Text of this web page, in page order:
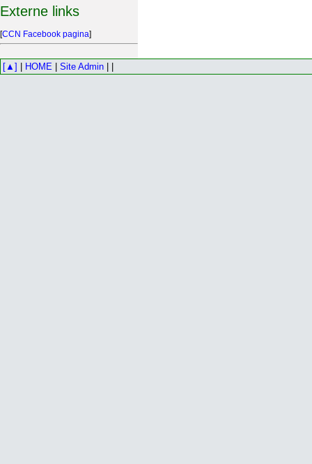
Externe links
[CCN Facebook pagina]
[▲] HOME Site Admin